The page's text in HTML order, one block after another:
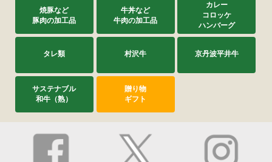
焼豚など
豚肉の加工品
牛丼など
牛肉の加工品
カレー
コロッケ
ハンバーグ
タレ類 村沢牛 京丹波平井牛
サステナブル
和牛（熟）
贈り物
ギフト